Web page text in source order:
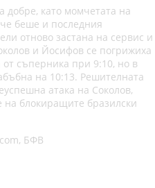
добре, като момчетата на
беше и последния
отново застана на сервис и
и Йосифов се погрижиха
от съперника при 9:10, но в
на 10:13. Решителната
атака на Соколов,
на блокиращите бразилски
БФВ